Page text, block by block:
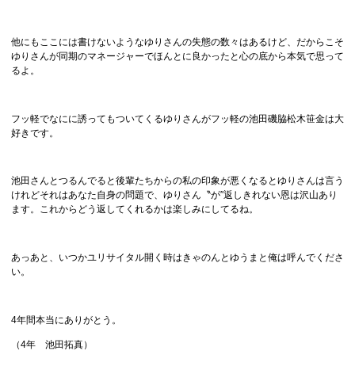
他にもここには書けないようなゆりさんの失態の数々はあるけど、だからこそ
ゆりさんが同期のマネージャーでほんとに良かったと心の底から本気で思って
るよ。
フッ軽でなにに誘ってもついてくるゆりさんがフッ軽の池田磯脇松木笹金は大
好きです。
池田さんとつるんでると後輩たちからの私の印象が悪くなるとゆりさんは言う
けれどそれはあなた自身の問題で、ゆりさん〝が″返しきれない恩は沢山あり
ます。これからどう返してくれるかは楽しみにしてるね。
あっあと、いつかユリサイタル開く時はきゃのんとゆうまと俺は呼んでくださ
い。
4年間本当にありがとう。
（4年 池田拓真）